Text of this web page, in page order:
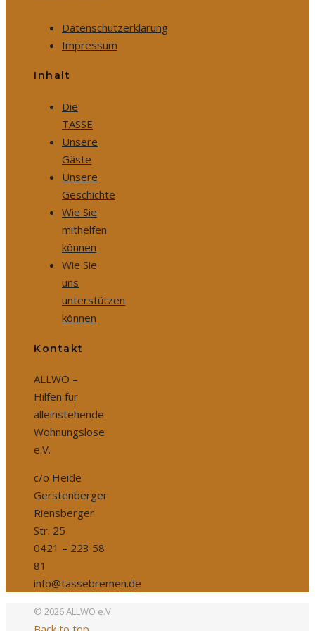
Datenschutzerklärung
Impressum
Inhalt
Die
TASSE
Unsere
Gäste
Unsere
Geschichte
Wie Sie
mithelfen
können
Wie Sie
uns
unterstützen
können
Kontakt
ALLWO –
Hilfen für
alleinstehende
Wohnungslose
e.V.
c/o Heide
Gerstenberger
Riensberger
Str. 25
0421 – 223 58
81
info@tassebremen.de
© 2026 ALLWO e.V.